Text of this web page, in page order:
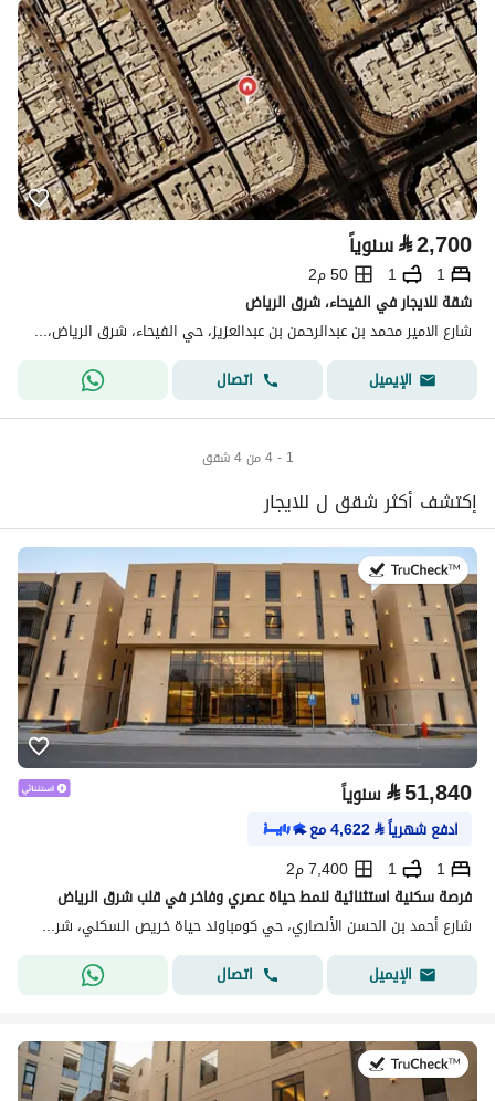
⃁2,700 سنوياً
1
1
50 م2
شقة للايجار في الفيحاء، شرق الرياض
شارع الامير محمد بن عبدالرحمن بن عبدالعزيز، حي الفيحاء، شرق الرياض، الرياض
الإيميل
اتصال
1 - 4 من 4 شقق
إكتشف أكثر شقق ل للايجار
في:20 يوليو 2026
⃁51,840 سنوياً
ادفع شهرياً⃁
4,622مع
1
1
7,400 م2
فرصة سكنية استثنائية لنمط حياة عصري وفاخر في قلب شرق الرياض
شارع أحمد بن الحسن الأنصاري، حي كومباوند حياة خريص السكني، شرق الرياض، الرياض
الإيميل
اتصال
في:20 يوليو 2026